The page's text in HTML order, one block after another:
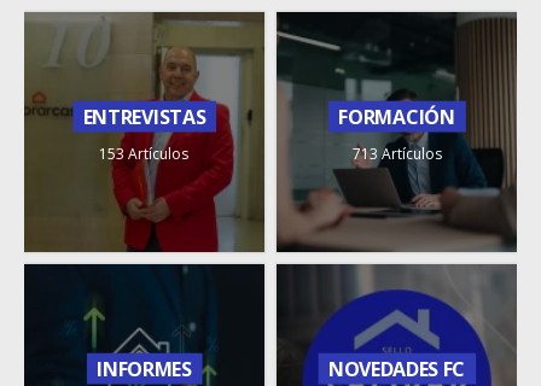
ENTREVISTAS
153 Artículos
FORMACIÓN
713 Artículos
INFORMES NOVEDADES FC